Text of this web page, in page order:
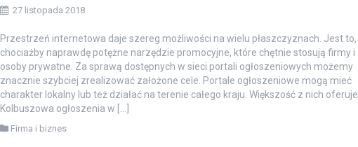
27 listopada 2018
Przestrzeń internetowa daje szereg możliwości na wielu płaszczyznach. Jest to,
chociażby naprawdę potężne narzędzie promocyjne, które chętnie stosują firmy i
osoby prywatne. Za sprawą dostępnych w sieci portali ogłoszeniowych możemy
znacznie szybciej zrealizować założone cele. Portale ogłoszeniowe mogą mieć
charakter lokalny lub też działać na terenie całego kraju. Większość z nich oferuje
Kolbuszowa ogłoszenia w […]
Firma i biznes